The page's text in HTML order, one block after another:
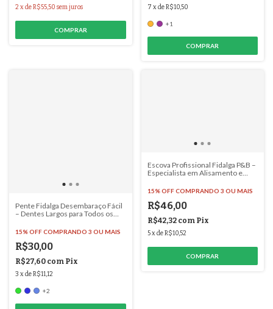
2 xdeR$55,50 sem juros 7 xdeR$10,50
+1
COMPRAR
Pente Fidalga Desembaraço Fácil
– Dentes Largos para Todos os
15% OFFCOMPRANDO 3 OU MAIS
R$30,00
R$27,60 com Pix
3 xdeR$11,12
+2
Escova Profissional Fidalga P&B –
Especialista em Alisamento e
e Grossos - #2144
15% OFF COMPRANDO 3 OU MAIS
R$46,00
R$42,32 com Pix
5 xdeR$10,52